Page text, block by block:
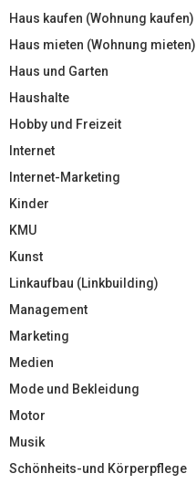
Haus kaufen (Wohnung kaufen)
Haus mieten (Wohnung mieten)
Haus und Garten
Haushalte
Hobby und Freizeit
Internet
Internet-Marketing
Kinder
KMU
Kunst
Linkaufbau (Linkbuilding)
Management
Marketing
Medien
Mode und Bekleidung
Motor
Musik
Schönheits-und Körperpflege